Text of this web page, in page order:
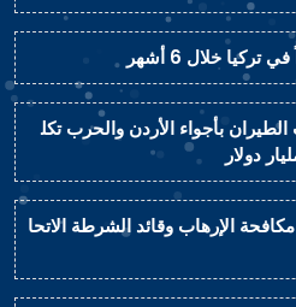
بأجواء الأردن والحرب تكل
الإرهاب وقائد الشرطة الاتحا